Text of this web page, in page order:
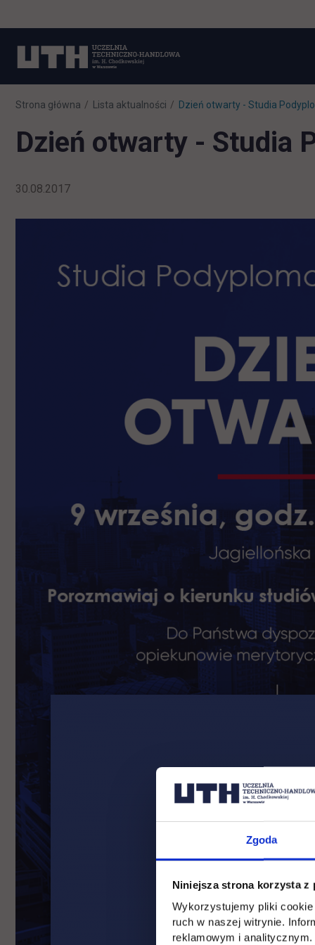
Zgoda
Niniejsza strona korzysta z
Wykorzystujemy pliki
ruch w naszej witrynie.
reklamowym i
Strona główna Lista aktualności Dzień otwarty - Studia
Dzień otwarty - Studia
30.08.2017